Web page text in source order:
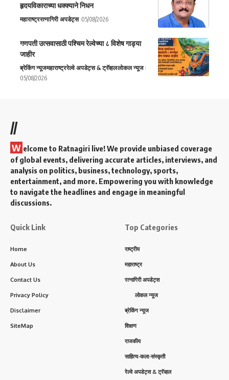
हृदयविकाराच्या धक्क्याने निधन
महाराष्ट्ररत्नागिरी अपडेट्स 05/08/2026
गणपती उत्सवासाठी पश्चिम रेल्वेच्या ८ विशेष गाड्या
जाहीर
ब्रेकिंग न्यूजमहाराष्ट्ररेल्वे अपडेट्स & ट्रॅव्हललोकल न्यूज
05/08/2026
//
W elcome to Ratnagiri live! We provide unbiased coverage
of global events, delivering accurate articles, interviews, and
analysis on politics, business, technology, sports,
entertainment, and more. Empowering you with knowledge
to navigate the headlines and engage in meaningful
discussions.
Quick Link
Home
About Us
Contact Us
Privacy Policy
Disclaimer
SiteMap
Top Categories
राष्ट्रीय
महाराष्ट्र
रत्नागिरी अपडेट्स
लोकल न्यूज
ब्रेकिंग न्यूज
शिक्षण
राजकीय
साहित्य-कला-संस्कृती
रेल्वे अपडेट्स & ट्रॅव्हल